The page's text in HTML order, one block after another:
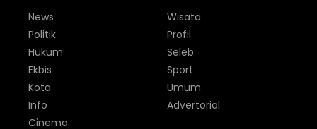
News
Politik
Hukum
Ekbis
Kota
Info
Wisata
Profil
Seleb
Sport
Umum
Advertorial
Cinema